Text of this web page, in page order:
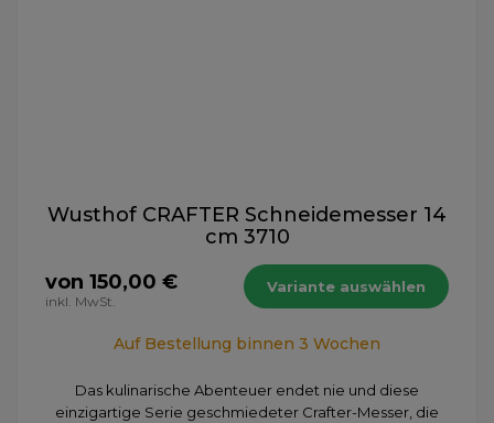
Wusthof CRAFTER Schneidemesser 14
cm 3710
von 150,00 €
inkl. MwSt.
Variante auswählen
Auf Bestellung binnen 3 Wochen
Das kulinarische Abenteuer endet nie und diese
einzigartige Serie geschmiedeter Crafter-Messer, die